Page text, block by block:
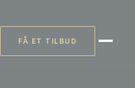
FÅ ET TILBUD